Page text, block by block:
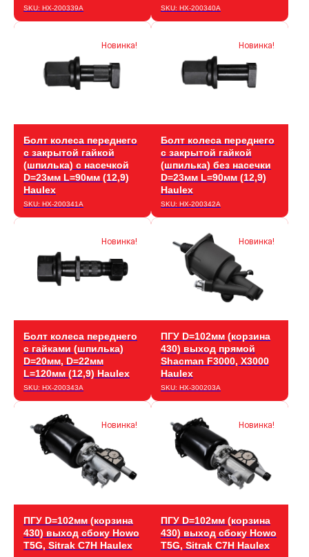
SKU: HX-200339А SKU: HX-200340А
Новинка!
Болт колеса переднего
с закрытой гайкой
(шпилька) с насечкой
D=23мм L=90мм (12,9)
Haulex
SKU: HX-200341А
Новинка!
Болт колеса переднего
с закрытой гайкой
(шпилька) без насечки
D=23мм L=90мм (12,9)
Haulex
SKU: HX-200342А
Новинка!
Болт колеса переднего
с гайками (шпилька)
D=20мм, D=22мм
L=120мм (12,9) Haulex
SKU: HX-200343А
Новинка!
ПГУ D=102мм (корзина
430) выход прямой
Shacman F3000, X3000
Haulex
SKU: HX-300203A
Новинка!
ПГУ D=102мм (корзина
430) выход сбоку Howo
T5G, Sitrak C7H Haulex
Новинка!
ПГУ D=102мм (корзина
430) выход сбоку Howo
T5G, Sitrak C7H Haulex